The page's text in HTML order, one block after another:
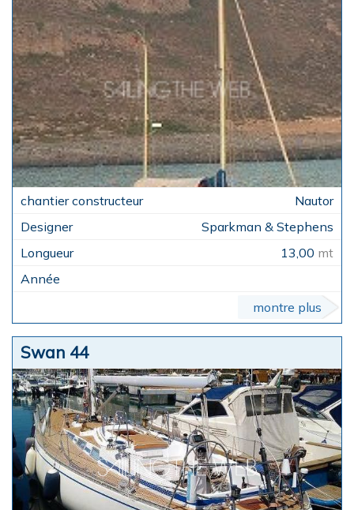
Nautor
Sparkman & Stephens
13,00 mt
montre plus
Swan 44